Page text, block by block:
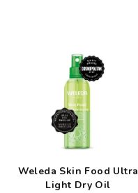
Weleda Skin Food Ultra
Light Dry Oil